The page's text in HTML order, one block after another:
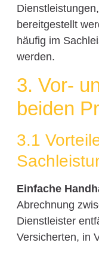
bereitgestellt
häufig im
werden.
3. Vor-
beiden
3.1
Einfache
Abrechnung
Dienstleister
Versicherten, in